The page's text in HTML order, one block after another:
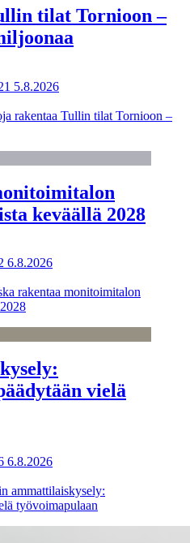
tilat Tornioon –
5.8.2026
rakentaa Tullin tilat Tornioon –
keväällä 2028
6.8.2026
rakentaa monitoimitalon
vielä
6.8.2026
ammattilaiskysely:
työvoimapulaan